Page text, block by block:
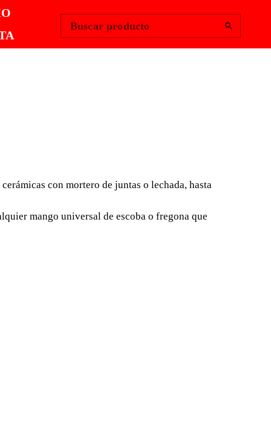
Buscar producto
RUBI son compatibles con un amplio abanico de
de baldosas cerámicas con mortero de juntas o
con mortero de juntas o lechada, hasta
mango universal de escoba o fregona que